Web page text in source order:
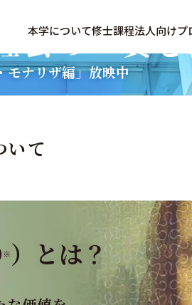
本学について修士課程法人向けプ
会の一翼
モナリザ編」放映中
いて
※）とは？